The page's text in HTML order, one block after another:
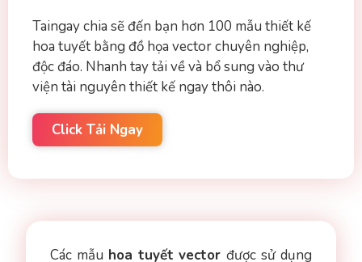
Taingay chia sẽ đến bạn hơn 100 mẫu thiết kế
hoa tuyết bằng đồ họa vector chuyên nghiệp,
độc đáo. Nhanh tay tải về và bổ sung vào thư
viện tài nguyên thiết kế ngay thôi nào.
Click Tải Ngay
Các mẫu hoa tuyết vectorđược sử dụng